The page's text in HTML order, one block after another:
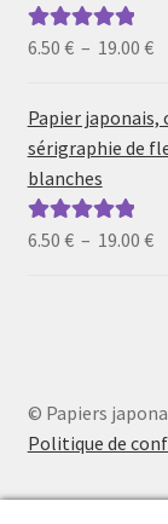
Note5.00sur
6.50 € – 19.00 €
Papier japonais,
sérigraphie de
blanches
Note5.00sur
6.50 € – 19.00 €
© Papiers
Politique de